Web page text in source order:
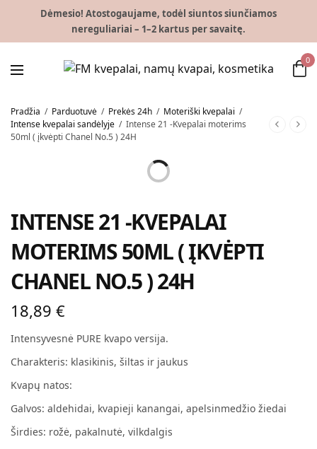
Dėmesio! Atostogaujame, todėl siuntos siunčiamos
nereguliariai – 1–2 kartus per savaitę.
0
Pradžia / Parduotuvė / Prekės 24h / Moteriški kvepalai /
Intense kvepalai sandėlyje / Intense 21 -Kvepalai moterims
50ml ( įkvėpti Chanel No.5 ) 24H
INTENSE 21 -KVEPALAI
MOTERIMS 50ML ( ĮKVĖPTI
CHANEL NO.5 ) 24H
18,89€
Intensyvesnė PURE kvapo versija.
Charakteris: klasikinis, šiltas ir jaukus
Kvapų natos:
Galvos: aldehidai, kvapieji kanangai, apelsinmedžio žiedai
Širdies: rožė, pakalnutė, vilkdalgis